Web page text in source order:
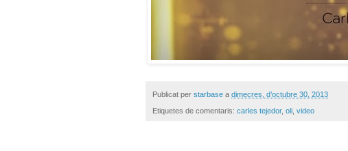
Publicat per starbase a dimecres, d’octubre 30, 2013
Etiquetes de comentaris: carles tejedor, oli video